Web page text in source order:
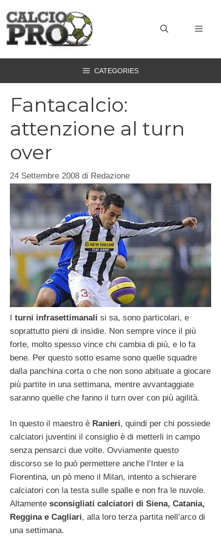
contenuto
CATEGORIES
Fantacalcio:
attenzione al turn
over
24 Settembre 2008 di Redazione
I turni infrasettimanali si sa, sono particolari, e
soprattutto pieni di insidie. Non sempre vince il più
forte, molto spesso vince chi cambia di più, e lo fa
bene. Per questo sotto esame sono quelle squadre
dalla panchina corta o che non sono abituate a giocare
più partite in una settimana, mentre avvantaggiate
saranno quelle che fanno il turn over con più agilità.
In questo il maestro è Ranieri, quindi per chi possiede
calciatori juventini il consiglio è di metterli in campo
senza pensarci due volte. Ovviamente questo
discorso se lo può permettere anche l’Inter e la
Fiorentina, un pò meno il Milan, intento a schierare
calciatori con la testa sulle spalle e non fra le nuvole.
Altamente sconsigliati calciatori di Siena, Catania,
Reggina e Cagliari, alla loro terza partita nell’arco di
una settimana.